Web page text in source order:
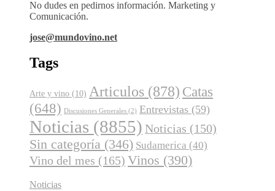
No dudes en pedirnos información. Marketing y
Comunicación.
jose@mundovino.net
Tags
Arte y vino (10) Articulos (878) Catas
(648) Discusiones Generales (2) Entrevistas (59)
Noticias (8855) Noticias (150)
Sin categoría (346) Sudamerica (40)
Vino del mes (165) Vinos (390)
Noticias